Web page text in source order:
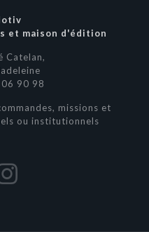
et maison d'édition
Catelan,
90 98
missions et
ou institutionnels